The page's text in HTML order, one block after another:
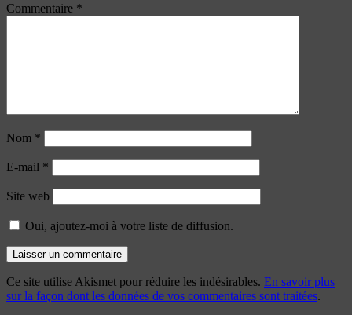
Commentaire *
Nom *
E-mail *
Site web
Oui, ajoutez-moi à votre liste de diffusion.
Ce site utilise Akismet pour réduire les indésirables. En savoir plus
sur la façon dont les données de vos commentaires sont traitées.